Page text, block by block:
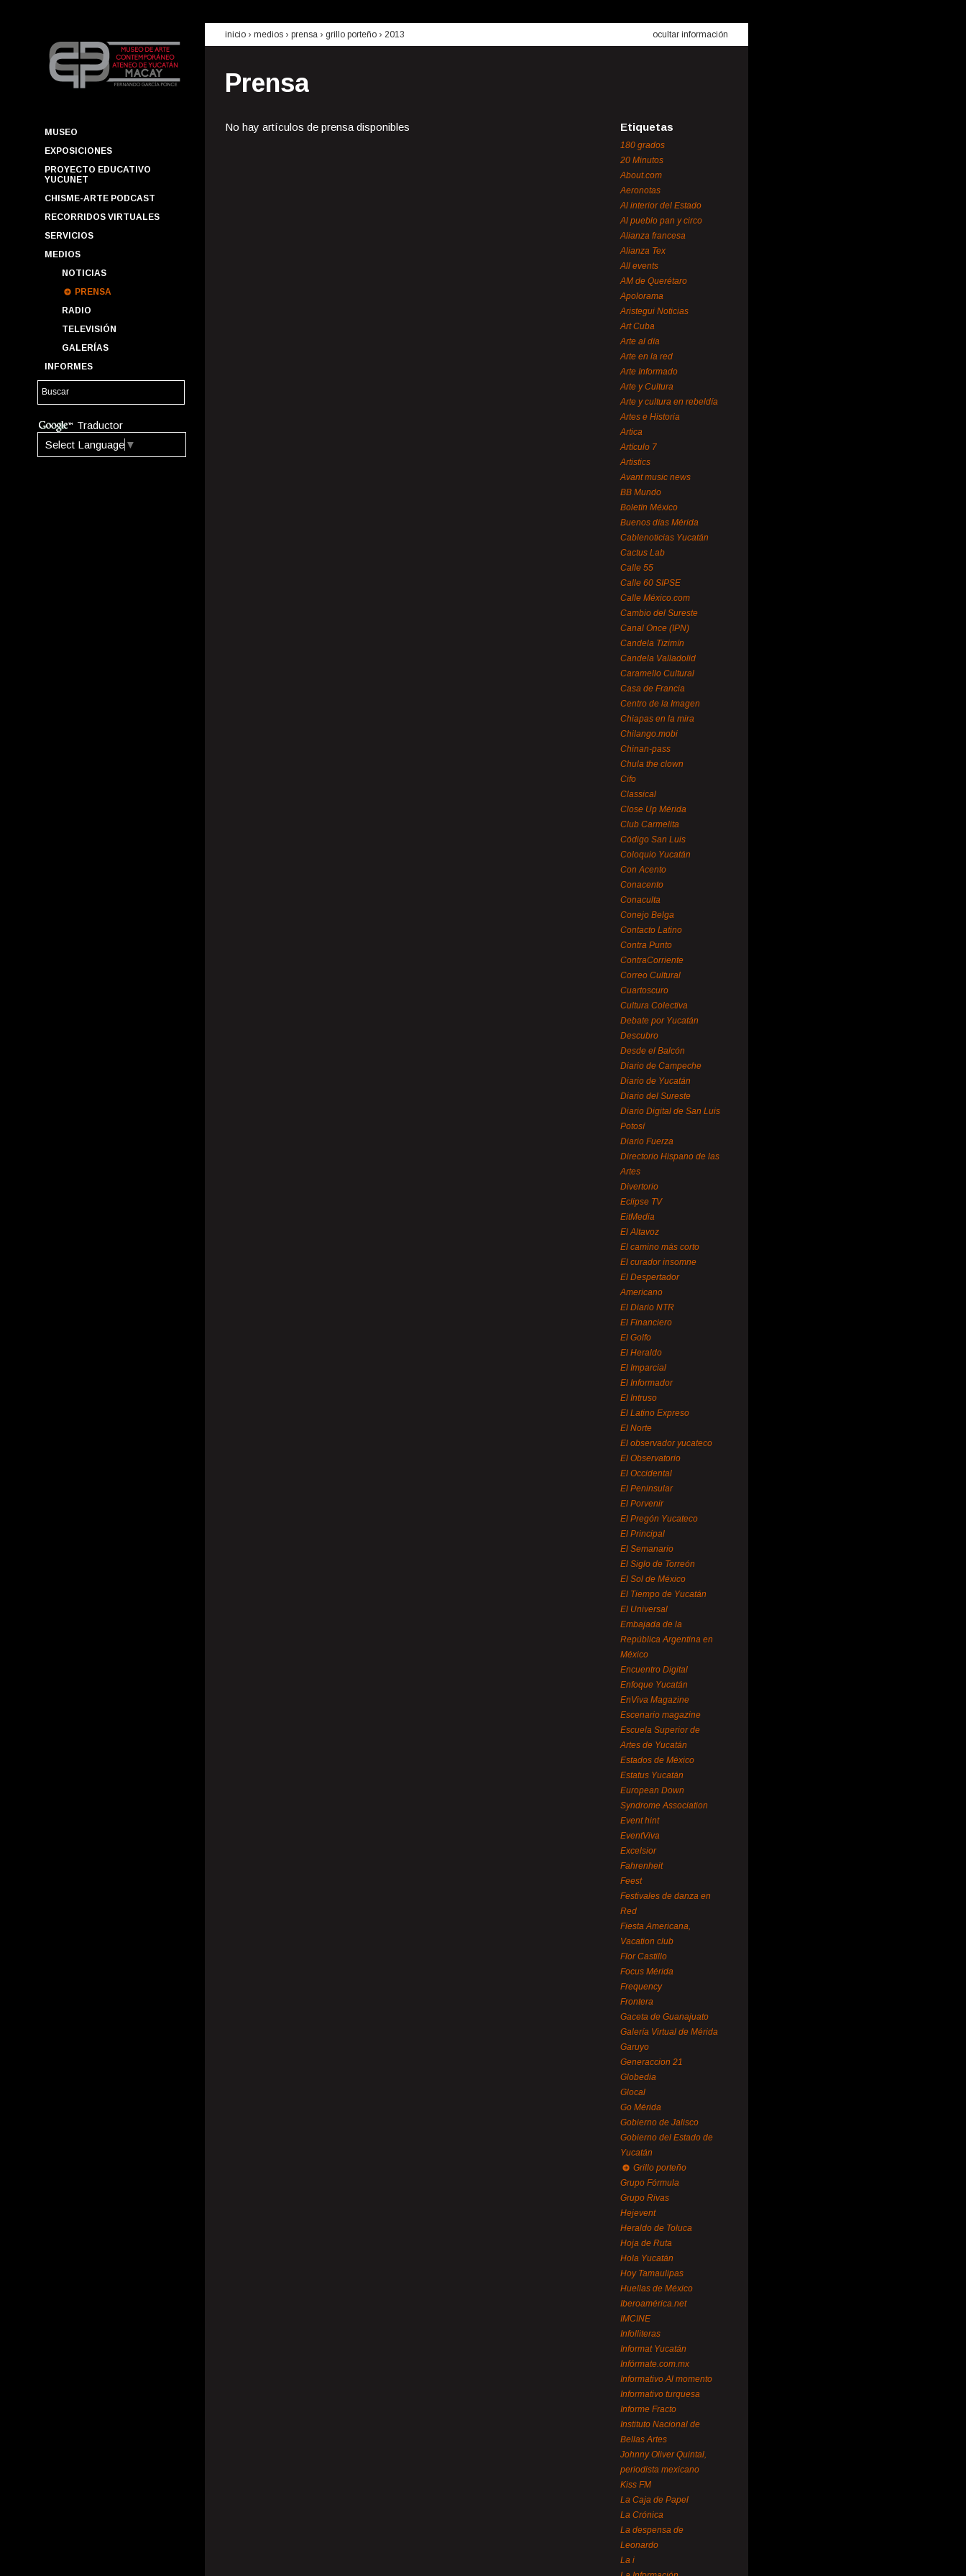
MUSEO
EXPOSICIONES
PROYECTO EDUCATIVO
YUCUNET
CHISME-ARTE PODCAST
RECORRIDOS VIRTUALES
SERVICIOS
MEDIOS
NOTICIAS
PRENSA
RADIO
TELEVISIÓN
GALERÍAS
INFORMES
Traductor
Select Language ▼
inicio › medios › prensa › grillo porteño › 2013 ocultar información
Prensa
No hay artículos de prensa disponibles Etiquetas
180 grados
20 Minutos
About.com
Aeronotas
Al interior del Estado
Al pueblo pan y circo
Alianza francesa
Alianza Tex
All events
AM de Querétaro
Apolorama
Aristegui Noticias
Art Cuba
Arte al día
Arte en la red
Arte Informado
Arte y Cultura
Arte y cultura en rebeldía
Artes e Historia
Artica
Artículo 7
Artistics
Avant music news
BB Mundo
Boletín México
Buenos días Mérida
Cablenoticias Yucatán
Cactus Lab
Calle 55
Calle 60 SIPSE
Calle México.com
Cambio del Sureste
Canal Once (IPN)
Candela Tizimín
Candela Valladolid
Caramello Cultural
Casa de Francia
Centro de la Imagen
Chiapas en la mira
Chilango.mobi
Chinan-pass
Chula the clown
Cifo
Classical
Close Up Mérida
Club Carmelita
Código San Luis
Coloquio Yucatán
Con Acento
Conacento
Conaculta
Conejo Belga
Contacto Latino
Contra Punto
ContraCorriente
Correo Cultural
Cuartoscuro
Cultura Colectiva
Debate por Yucatán
Descubro
Desde el Balcón
Diario de Campeche
Diario de Yucatán
Diario del Sureste
Diario Digital de San Luis
Potosí
Diario Fuerza
Directorio Hispano de las
Artes
Divertorio
Eclipse TV
EitMedia
El Altavoz
El camino más corto
El curador insomne
El Despertador
Americano
El Diario NTR
El Financiero
El Golfo
El Heraldo
El Imparcial
El Informador
El Intruso
El Latino Expreso
El Norte
El observador yucateco
El Observatorio
El Occidental
El Peninsular
El Porvenir
El Pregón Yucateco
El Principal
El Semanario
El Siglo de Torreón
El Sol de México
El Tiempo de Yucatán
El Universal
Embajada de la
República Argentina en
México
Encuentro Digital
Enfoque Yucatán
EnViva Magazine
Escenario magazine
Escuela Superior de
Artes de Yucatán
Estados de México
Estatus Yucatán
European Down
Syndrome Association
Event hint
EventViva
Excelsior
Fahrenheit
Feest
Festivales de danza en
Red
Fiesta Americana,
Vacation club
Flor Castillo
Focus Mérida
Frequency
Frontera
Gaceta de Guanajuato
Galería Virtual de Mérida
Garuyo
Generaccion 21
Globedia
Glocal
Go Mérida
Gobierno de Jalisco
Gobierno del Estado de
Yucatán
Grillo porteño
Grupo Fórmula
Grupo Rivas
Hejevent
Heraldo de Toluca
Hoja de Ruta
Hola Yucatán
Hoy Tamaulipas
Huellas de México
Iberoamérica.net
IMCINE
Infolliteras
Informat Yucatán
Infórmate.com.mx
Informativo Al momento
Informativo turquesa
Informe Fracto
Instituto Nacional de
Bellas Artes
Johnny Oliver Quintal,
periodista mexicano
Kiss FM
La Caja de Papel
La Crónica
La despensa de
Leonardo
La i